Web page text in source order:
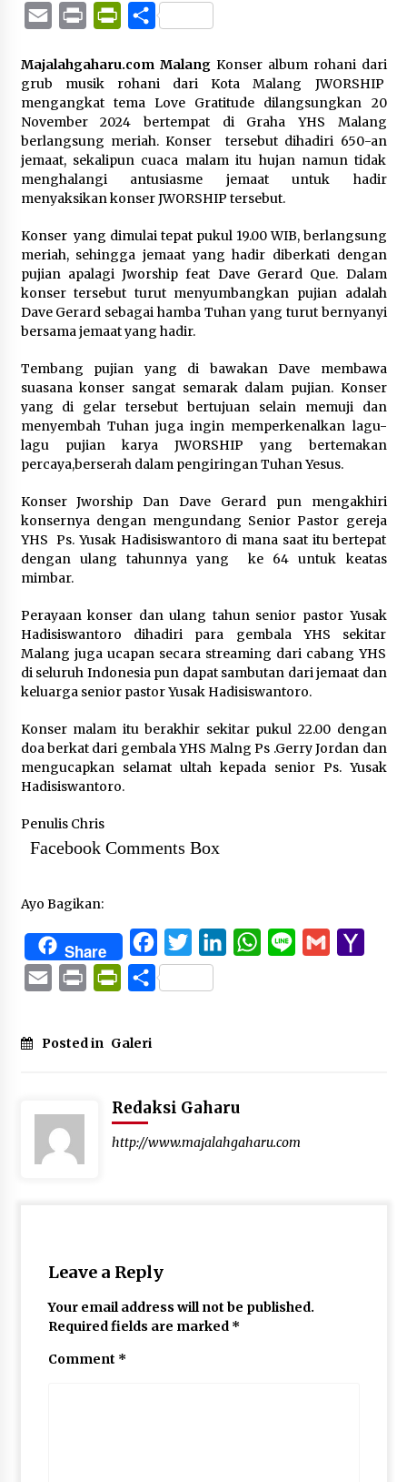
Email Print PrintFriendly
Share
Majalahgaharu.com MalangKonser album rohani dari
grub musik rohani dari Kota Malang JWORSHIP
mengangkat tema Love Gratitude dilangsungkan 20
November 2024 bertempat di Graha YHS Malang
berlangsung meriah. Konser tersebut dihadiri 650-an
jemaat, sekalipun cuaca malam itu hujan namun tidak
menghalangi antusiasme jemaat untuk hadir
menyaksikan konser JWORSHIP tersebut.
Konser yang dimulai tepat pukul 19.00 WIB, berlangsung
meriah, sehingga jemaat yang hadir diberkati dengan
pujian apalagi Jworship feat Dave Gerard Que. Dalam
konser tersebut turut menyumbangkan pujian adalah
Dave Gerard sebagai hamba Tuhan yang turut bernyanyi
bersama jemaat yang hadir.
Tembang pujian yang di bawakan Dave membawa
suasana konser sangat semarak dalam pujian. Konser
yang di gelar tersebut bertujuan selain memuji dan
menyembah Tuhan juga ingin memperkenalkan lagu-
lagu pujian karya JWORSHIP yang bertemakan
percaya,berserah dalam pengiringan Tuhan Yesus.
Konser Jworship Dan Dave Gerard pun mengakhiri
konsernya dengan mengundang Senior Pastor gereja
YHS Ps. Yusak Hadisiswantoro di mana saat itu bertepat
dengan ulang tahunnya yang ke 64 untuk keatas
mimbar.
Perayaan konser dan ulang tahun senior pastor Yusak
Hadisiswantoro dihadiri para gembala YHS sekitar
Malang juga ucapan secara streaming dari cabang YHS
di seluruh Indonesia pun dapat sambutan dari jemaat dan
keluarga senior pastor Yusak Hadisiswantoro.
Konser malam itu berakhir sekitar pukul 22.00 dengan
doa berkat dari gembala YHS Malng Ps .Gerry Jordan dan
mengucapkan selamat ultah kepada senior Ps. Yusak
Hadisiswantoro.
Penulis Chris
Facebook Comments Box
Ayo Bagikan:
Share FacebookTwitterLinkedInWhatsApp
Line Gmail
Email Print PrintFriendly
Share
Posted in Galeri
Redaksi Gaharu
http://www.majalahgaharu.com
Leave a Reply
Your email address will not be published.
Required fields are marked *
Comment *